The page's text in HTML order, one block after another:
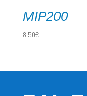
MIP200
8,50€